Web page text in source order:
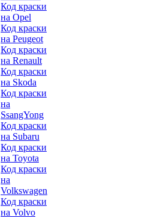
Код краски
на Opel
Код краски
на Peugeot
Код краски
на Renault
Код краски
на Skoda
Код краски
на
SsangYong
Код краски
на Subaru
Код краски
на Toyota
Код краски
на
Volkswagen
Код краски
на Volvo